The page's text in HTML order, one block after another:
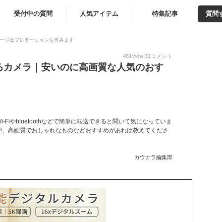
受付中の質問 人気アイテム 特集記事 質問
ジはプロモーションを含みます
451View 31 コメント
メラ｜安いのに高画質な人気のおす
Fiやbluetoothなどで簡単に転送できると聞いて気になっていま
高画質でおしゃれなものなどおすすめがあれば教えてくださ
カウナラ編集部